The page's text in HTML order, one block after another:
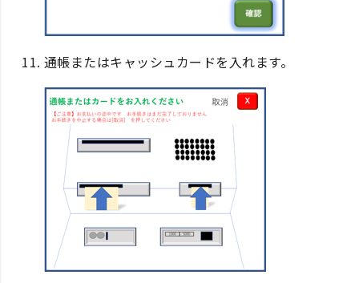
通帳またはキャッシュカードを入れます。